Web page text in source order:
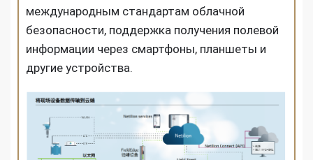
международным стандартам облачной
безопасности, поддержка получения полевой
информации через смартфоны, планшеты и
другие устройства.